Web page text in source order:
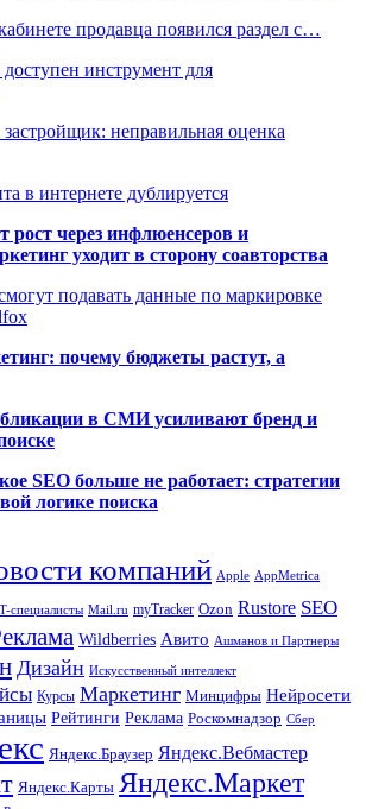
продавца появился раздел с…
инструмент для
застройщик: неправильная оценка
в интернете дублируется
рост через инфлюенсеров и
уходит в сторону соавторства
подавать данные по маркировке
почему бюджеты растут, а
в СМИ усиливают бренд и
SEO больше не работает: стратегии
логике поиска
компаний Apple AppMetrica
специалисты Mail.ru myTracker Ozon Rustore SEO
Wildberries Авито Ашманов и Партнеры
Дизайн Искусственный интеллект
Курсы Маркетинг Минцифры Нейросети
Рейтинги Реклама Роскомнадзор Сбер
Яндекс.Браузер Яндекс.Вебмастер
Яндекс.Карты Яндекс.Маркет